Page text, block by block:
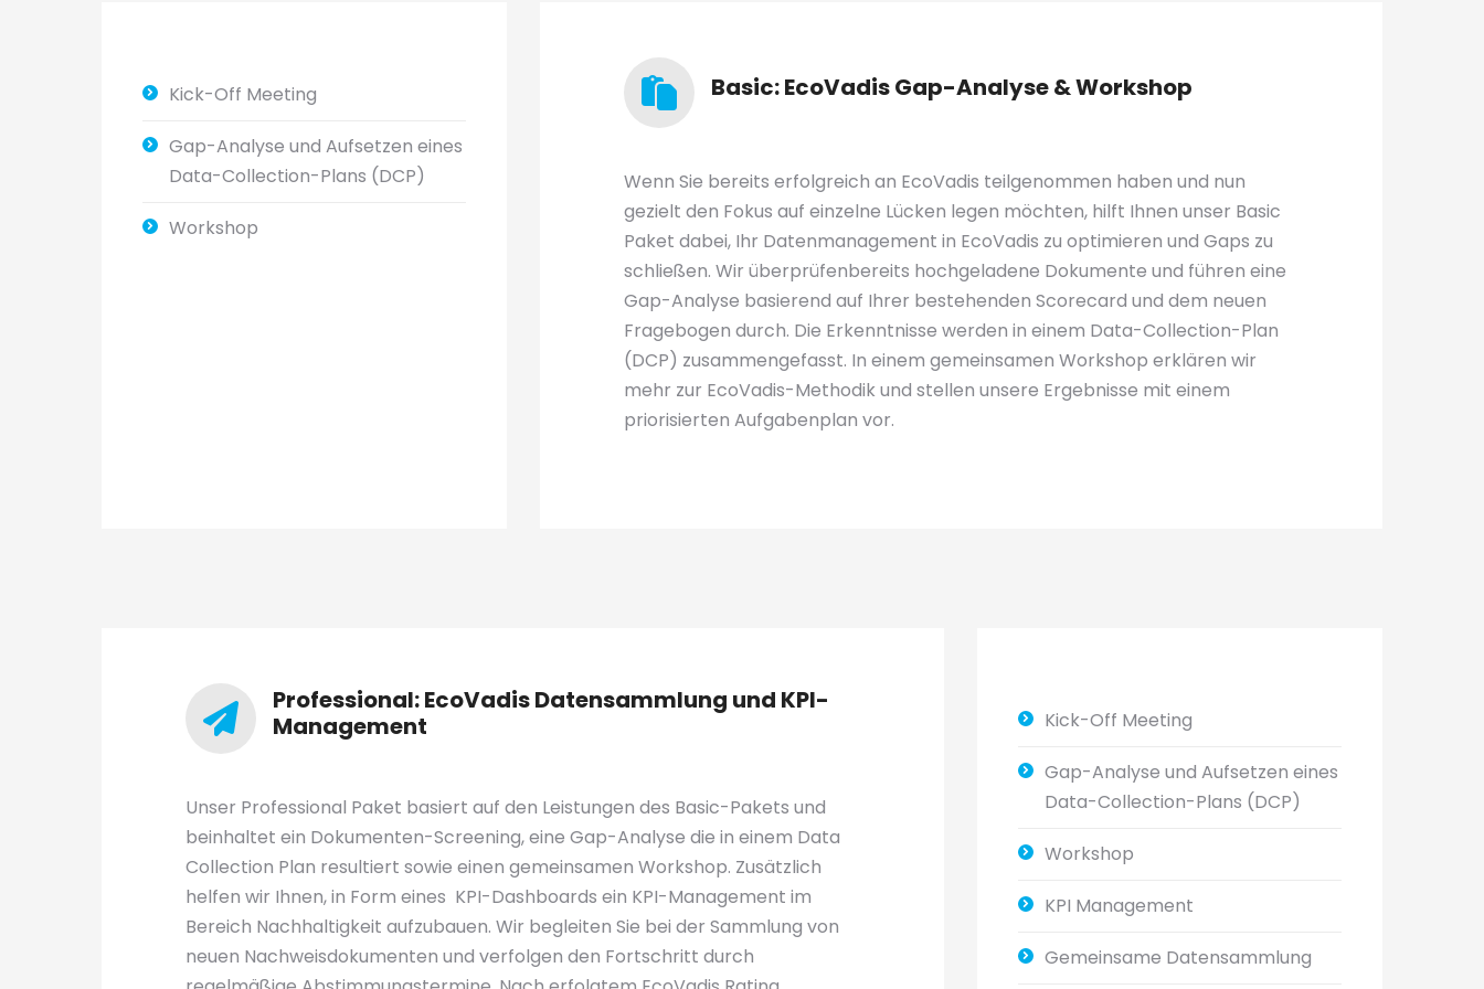
Kick-Off Meeting
Gap-Analyse und Aufsetzen eines
Data-Collection-Plans (DCP)
Workshop
Basic: EcoVadis Gap-Analyse & Workshop
Wenn Sie bereits erfolgreich an EcoVadis teilgenommen haben und nun
gezielt den Fokus auf einzelne Lücken legen möchten, hilft Ihnen unser Basic
Paket dabei, Ihr Datenmanagement in EcoVadis zu optimieren und Gaps zu
schließen. Wir überprüfenbereits hochgeladene Dokumente und führen eine
Gap-Analyse basierend auf Ihrer bestehenden Scorecard und dem neuen
Fragebogen durch. Die Erkenntnisse werden in einem Data-Collection-Plan
(DCP) zusammengefasst. In einem gemeinsamen Workshop erklären wir
mehr zur EcoVadis-Methodik und stellen unsere Ergebnisse mit einem
priorisierten Aufgabenplan vor.
Professional: EcoVadis Datensammlung und KPI-
Management
Unser Professional Paket basiert auf den Leistungen des Basic-Pakets und
beinhaltet ein Dokumenten-Screening, eine Gap-Analyse die in einem Data
Collection Plan resultiert sowie einen gemeinsamen Workshop. Zusätzlich
helfen wir Ihnen, in Form eines KPI-Dashboards ein KPI-Management im
Bereich Nachhaltigkeit aufzubauen. Wir begleiten Sie bei der Sammlung von
neuen Nachweisdokumenten und verfolgen den Fortschritt durch
Kick-Off Meeting
Gap-Analyse und Aufsetzen eines
Data-Collection-Plans (DCP)
Workshop
KPI Management
Gemeinsame Datensammlung